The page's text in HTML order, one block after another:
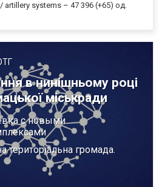
artillery systems – 47 396 (+65) од.
в нинішньому році
міськради
с новыми
територіальна громада.